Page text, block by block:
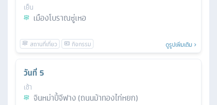
เย็น
เมืองโบราณซู่เหอ
ดูรูปเพิ่มเติม
วันที่ 5
เช้า
จินหม่าปี้จีฟาง (ถนนม้าทองไก่หยก)